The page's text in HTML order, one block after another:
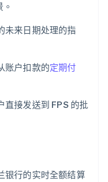
未来日期处理的指
账户扣款的定期付
直接发送到 FPS 的批
银行的实时全额结算